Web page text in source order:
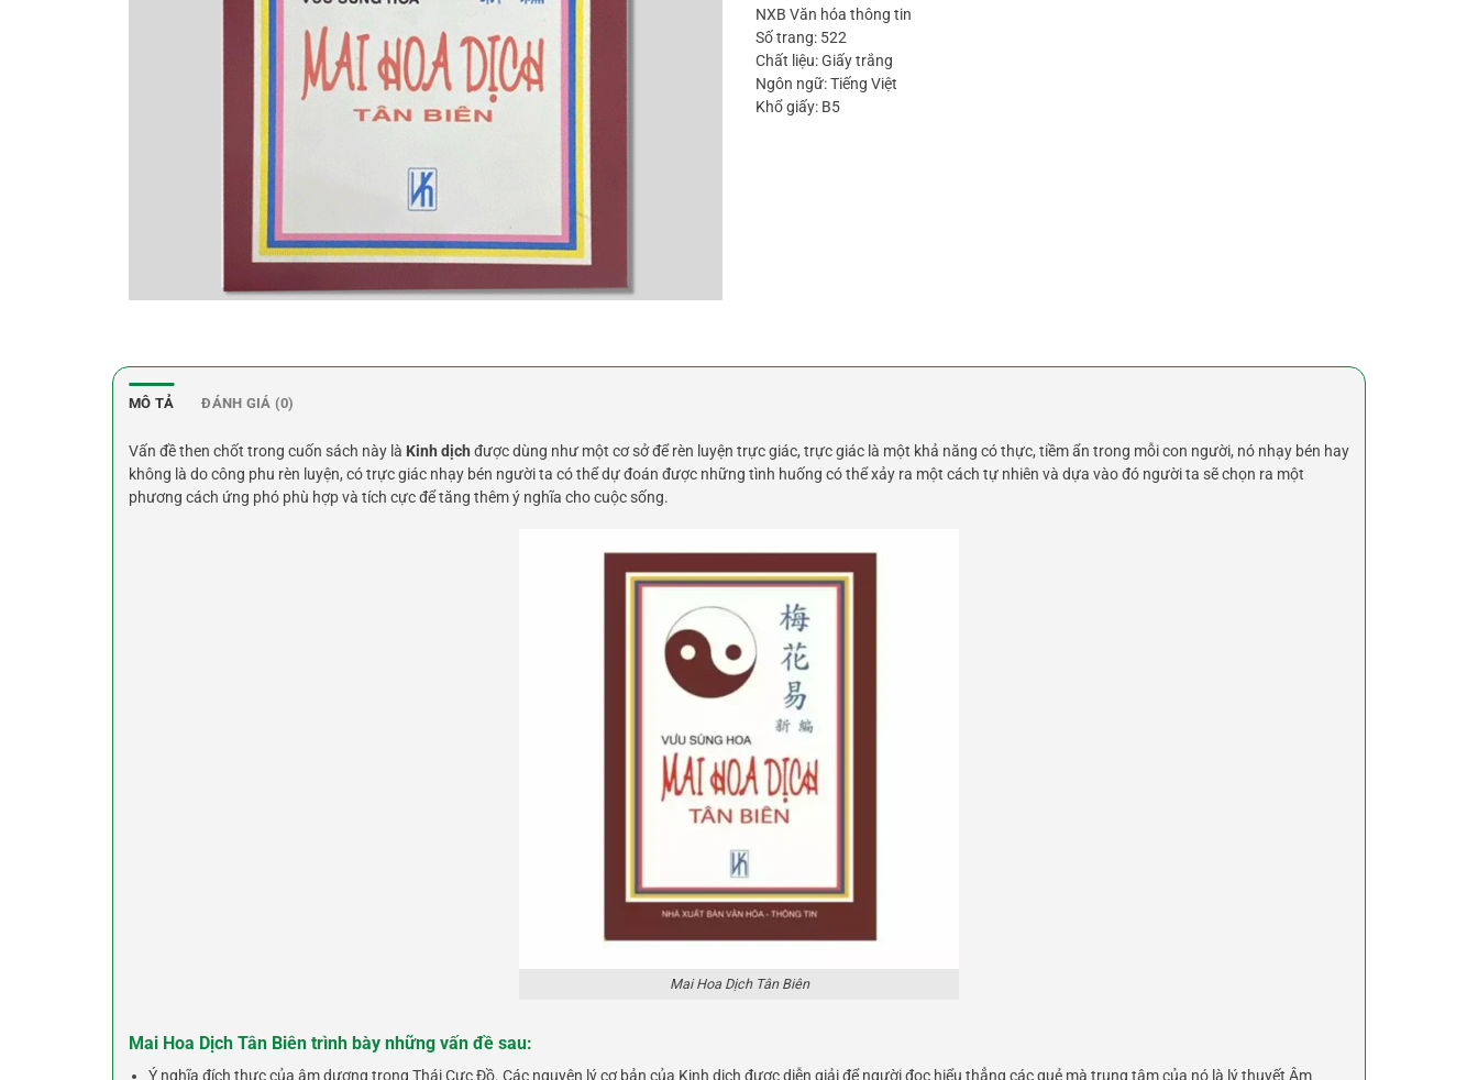
NXB Văn hóa thông tin
Số trang: 522
Chất liệu: Giấy trắng
Ngôn ngữ: Tiếng Việt
Khổ giấy: B5
MÔ TẢ ĐÁNH GIÁ (0)
Vấn đề then chốt trong cuốn sách này là Kinh dịch được dùng như một cơ sở để rèn luyện trực giác, trực giác là một khả năng có thực, tiềm ẩn trong mỗi con người, nó nhạy bén hay
không là do công phu rèn luyện, có trực giác nhạy bén người ta có thể dự đoán được những tình huống có thể xảy ra một cách tự nhiên và dựa vào đó người ta sẽ chọn ra một
phương cách ứng phó phù hợp và tích cực để tăng thêm ý nghĩa cho cuộc sống.
Mai Hoa Dịch Tân Biên
Mai Hoa Dịch Tân Biên trình bày những vấn đề sau:
Ý nghĩa đích thực của âm dương trong Thái Cực Đồ. Các nguyên lý cơ bản của Kinh dịch được diễn giải để người đọc hiểu thẳng các quẻ mà trung tâm của nó là lý thuyết Âm